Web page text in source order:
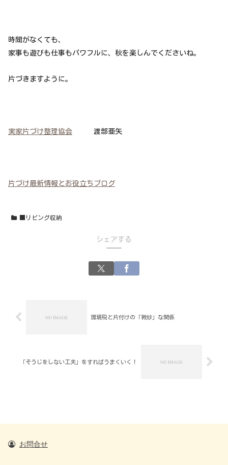
時間がなくても、
家事も遊びも仕事もパワフルに、秋を楽しんでくださいね。
片づきますように。
実家片づけ整理協会 渡部亜矢
片づけ最新情報とお役立ちブログ
■リビング収納
シェアする
環境税と片付けの「微妙」な関係
「そうじをしない工夫」をすればうまくいく！
お問合せ